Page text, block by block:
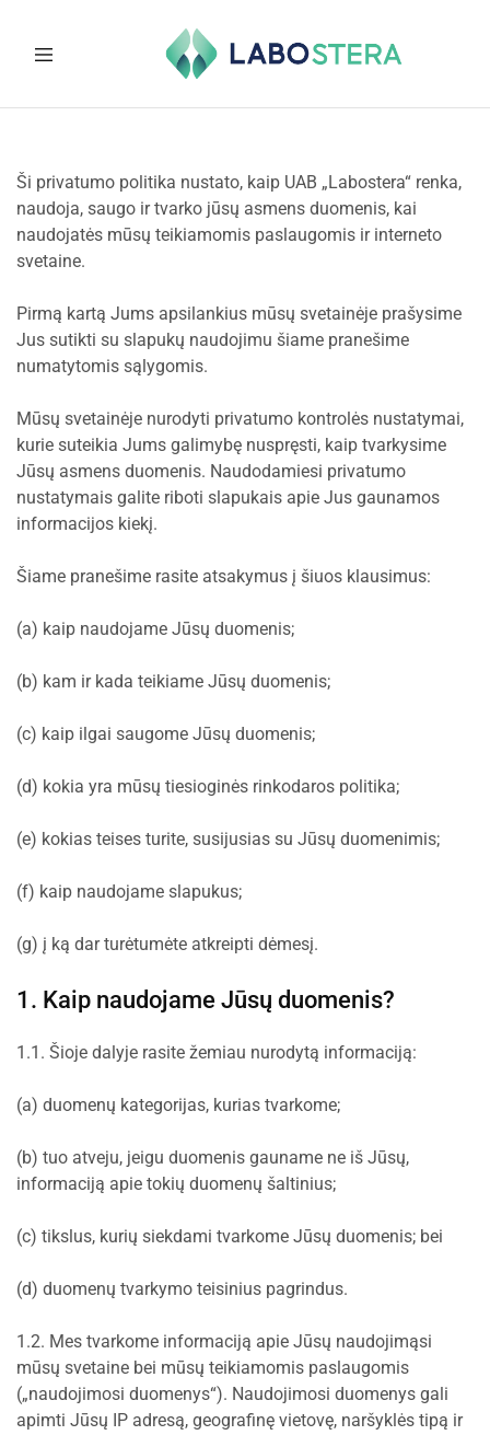
įranga
Ši privatumo politika nustato, kaip UAB „Labostera“ renka,
naudoja, saugo ir tvarko jūsų asmens duomenis, kai
naudojatės mūsų teikiamomis paslaugomis ir interneto
svetaine.
Pirmą kartą Jums apsilankius mūsų svetainėje prašysime
Jus sutikti su slapukų naudojimu šiame pranešime
numatytomis sąlygomis.
Mūsų svetainėje nurodyti privatumo kontrolės nustatymai,
kurie suteikia Jums galimybę nuspręsti, kaip tvarkysime
Jūsų asmens duomenis. Naudodamiesi privatumo
nustatymais galite riboti slapukais apie Jus gaunamos
informacijos kiekį.
Šiame pranešime rasite atsakymus į šiuos klausimus:
(a) kaip naudojame Jūsų duomenis;
(b) kam ir kada teikiame Jūsų duomenis;
(c) kaip ilgai saugome Jūsų duomenis;
(d) kokia yra mūsų tiesioginės rinkodaros politika;
(e) kokias teises turite, susijusias su Jūsų duomenimis;
(f) kaip naudojame slapukus;
(g) į ką dar turėtumėte atkreipti dėmesį.
1. Kaip naudojame Jūsų duomenis?
1.1. Šioje dalyje rasite žemiau nurodytą informaciją:
(a) duomenų kategorijas, kurias tvarkome;
(b) tuo atveju, jeigu duomenis gauname ne iš Jūsų,
informaciją apie tokių duomenų šaltinius;
(c) tikslus, kurių siekdami tvarkome Jūsų duomenis; bei
(d) duomenų tvarkymo teisinius pagrindus.
1.2. Mes tvarkome informaciją apie Jūsų naudojimąsi
mūsų svetaine bei mūsų teikiamomis paslaugomis
(„naudojimosi duomenys“). Naudojimosi duomenys gali
apimti Jūsų IP adresą, geografinę vietovę, naršyklės tipą ir